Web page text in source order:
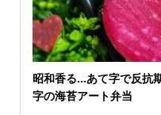
昭和香る…あて字で反抗
字の海苔アート弁当